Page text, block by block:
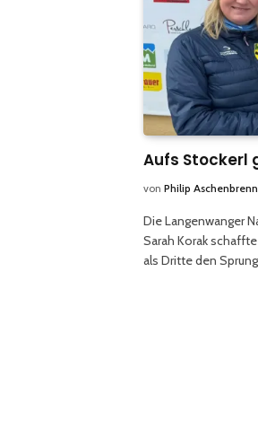
Aufs Stockerl
von Philip
Die Langenwanger
Sarah Korak
als Dritte den